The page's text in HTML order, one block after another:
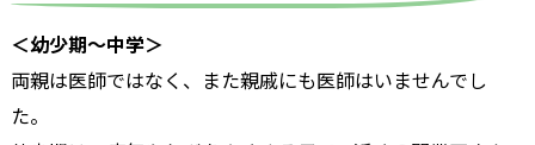
＜幼少期～中学＞
両親は医師ではなく、また親戚にも医師はいませんでし
た。